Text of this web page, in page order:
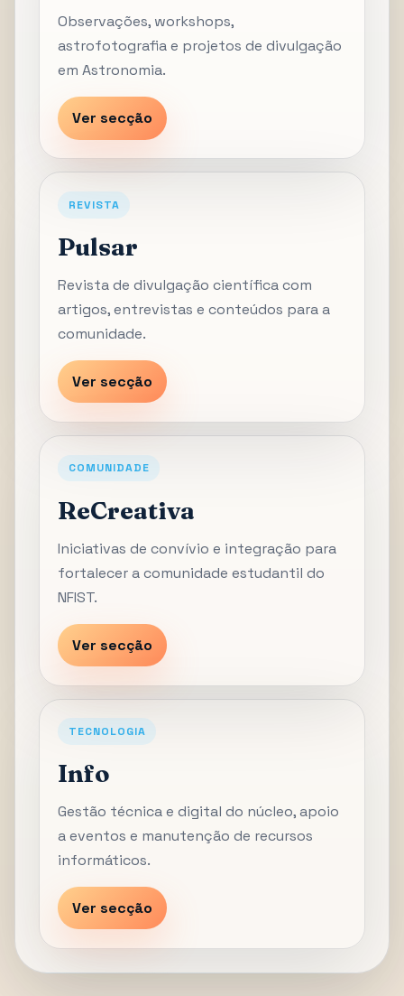
Observações, workshops,
astrofotografia e projetos de divulgação
em Astronomia.
Ver secção
REVISTA
Pulsar
Revista de divulgação científica com
artigos, entrevistas e conteúdos para a
comunidade.
Ver secção
COMUNIDADE
ReCreativa
Iniciativas de convívio e integração para
fortalecer a comunidade estudantil do
NFIST.
Ver secção
TECNOLOGIA
Info
Gestão técnica e digital do núcleo, apoio
a eventos e manutenção de recursos
informáticos.
Ver secção